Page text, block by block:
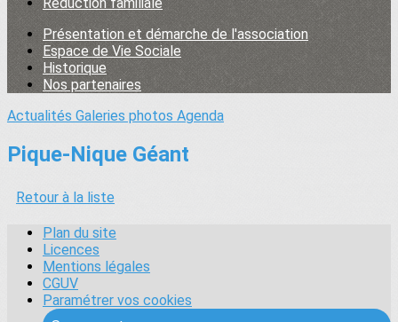
Présentation et démarche de l'association
Espace de Vie Sociale
Historique
Nos partenaires
Actualités Galeries photos Agenda
Pique-Nique Géant
Retour à la liste
Plan du site
Licences
Mentions légales
CGUV
Paramétrer vos cookies